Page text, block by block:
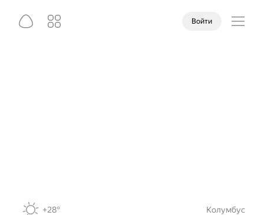
Войти
+28° Колумбус